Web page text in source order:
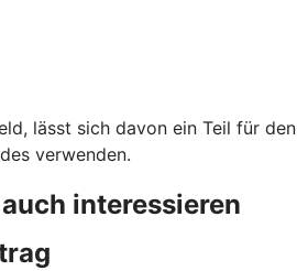
lässt sich davon ein Teil für den
verwenden.
interessieren